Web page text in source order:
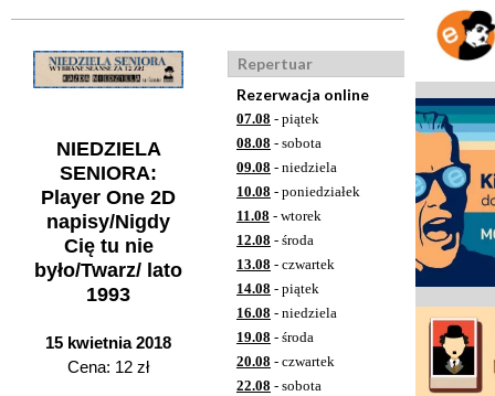
NIEDZIELA
SENIORA:
Player One 2D
napisy/Nigdy
Cię tu nie
było/Twarz/ lato
1993
15 kwietnia 2018
Cena: 12 zł
Repertuar
Rezerwacja online
07.08 - piątek
08.08 - sobota
09.08 - niedziela
10.08 - poniedziałek
11.08 - wtorek
12.08 - środa
13.08 - czwartek
14.08 - piątek
16.08 - niedziela
19.08 - środa
20.08 - czwartek
22.08 - sobota